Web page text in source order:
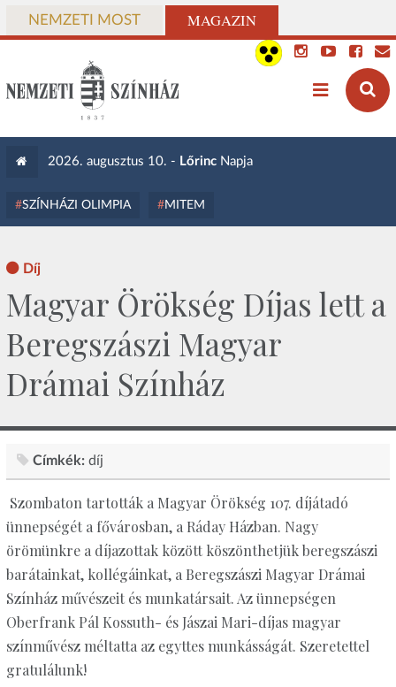
NEMZETI MOST MAGAZIN
2026. augusztus 10. - LőrincNapja
SZÍNHÁZI OLIMPIA MITEM
Díj
Magyar Örökség Díjas lett a
Beregszászi Magyar
Drámai Színház
Címkék: díj
Szombaton tartották a Magyar Örökség 107. díjátadó
ünnepségét a fővárosban, a Ráday Házban. Nagy
örömünkre a díjazottak között köszönthetjük beregszászi
barátainkat, kollégáinkat, a Beregszászi Magyar Drámai
Színház művészeit és munkatársait. Az ünnepségen
Oberfrank Pál Kossuth- és Jászai Mari-díjas magyar
színművész méltatta az egyttes munkásságát. Szeretettel
gratulálunk!